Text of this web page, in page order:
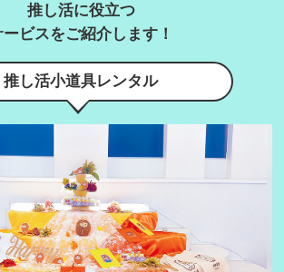
推し活に役立つ
ービスをご紹介します！
推し活小道具レンタル